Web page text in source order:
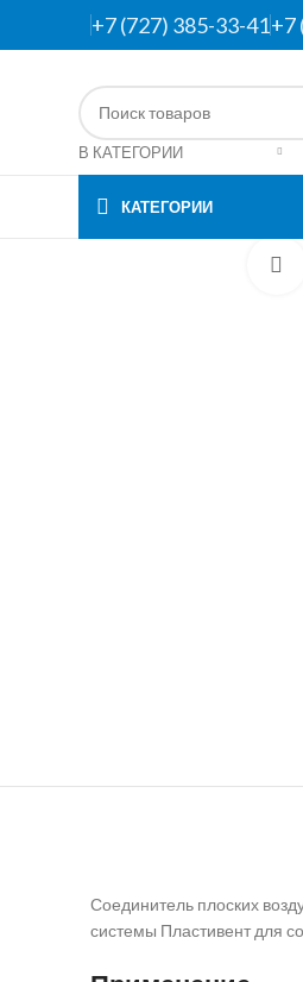
+7 (727) 385-33-41+7
В КАТЕГОРИИ
КАТЕГОРИИ
Соединитель плоских
системы Пластивент для